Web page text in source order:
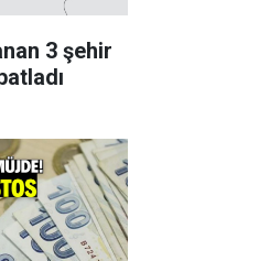
3 şehir